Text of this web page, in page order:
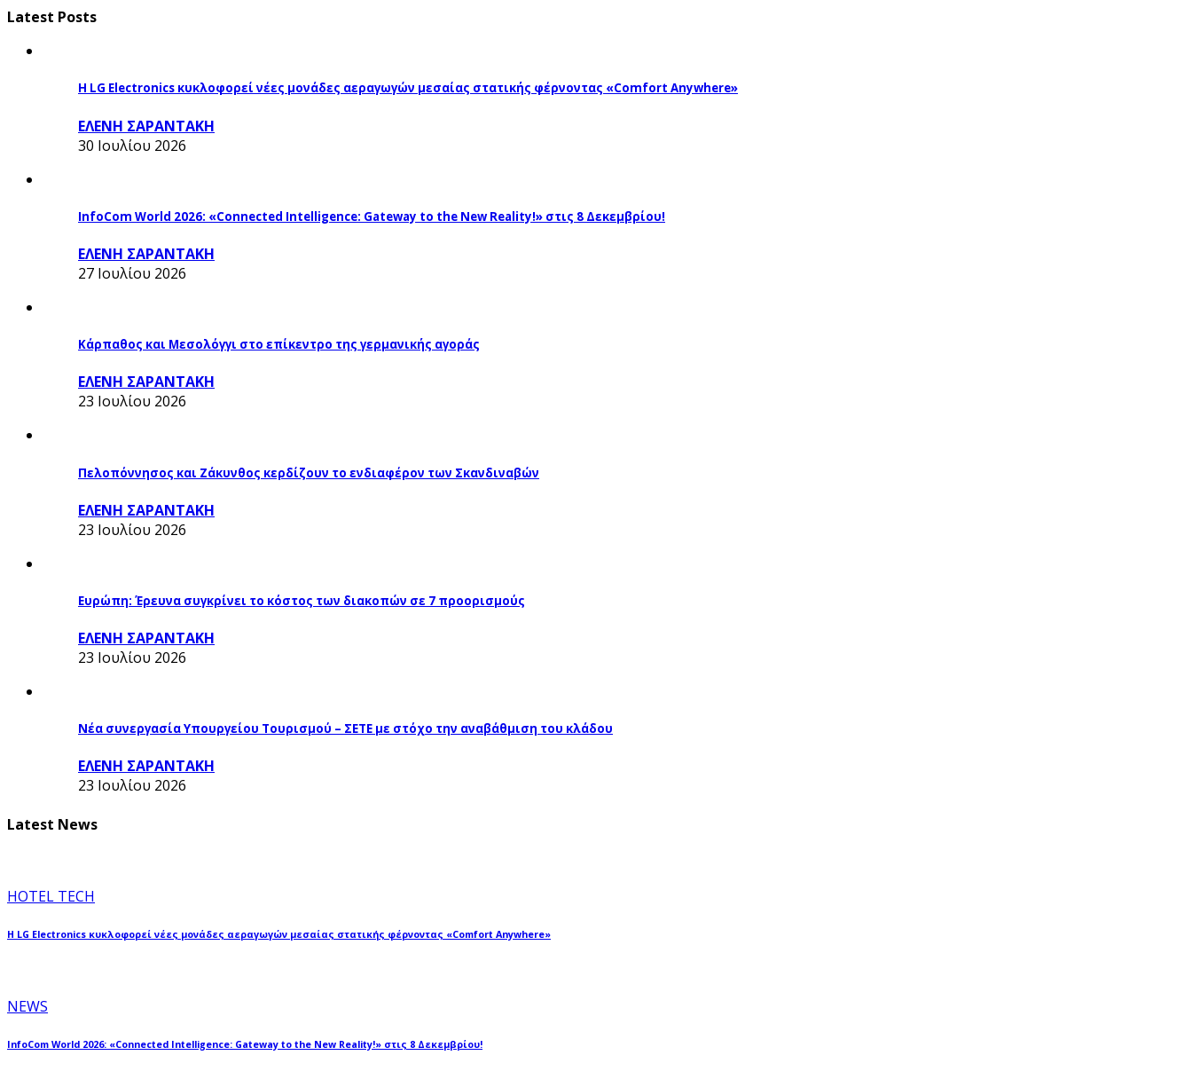
Latest Posts
Η LG Electronics κυκλοφορεί νέες μονάδες αεραγωγών μεσαίας στατικής φέρνοντας «Comfort Anywhere»
ΕΛΕΝΗ ΣΑΡΑΝΤΑΚΗ
30 Ιουλίου 2026
InfoCom World 2026: «Connected Intelligence: Gateway to the New Reality!» στις 8 Δεκεμβρίου!
ΕΛΕΝΗ ΣΑΡΑΝΤΑΚΗ
27 Ιουλίου 2026
Κάρπαθος και Μεσολόγγι στο επίκεντρο της γερμανικής αγοράς
ΕΛΕΝΗ ΣΑΡΑΝΤΑΚΗ
23 Ιουλίου 2026
Πελοπόννησος και Ζάκυνθος κερδίζουν το ενδιαφέρον των Σκανδιναβών
ΕΛΕΝΗ ΣΑΡΑΝΤΑΚΗ
23 Ιουλίου 2026
Ευρώπη: Έρευνα συγκρίνει το κόστος των διακοπών σε 7 προορισμούς
ΕΛΕΝΗ ΣΑΡΑΝΤΑΚΗ
23 Ιουλίου 2026
Νέα συνεργασία Υπουργείου Τουρισμού – ΣΕΤΕ με στόχο την αναβάθμιση του κλάδου
ΕΛΕΝΗ ΣΑΡΑΝΤΑΚΗ
23 Ιουλίου 2026
Latest News
HOTEL TECH
Η LG Electronics κυκλοφορεί νέες μονάδες αεραγωγών μεσαίας στατικής φέρνοντας «Comfort Anywhere»
NEWS
InfoCom World 2026: «Connected Intelligence: Gateway to the New Reality!» στις 8 Δεκεμβρίου!